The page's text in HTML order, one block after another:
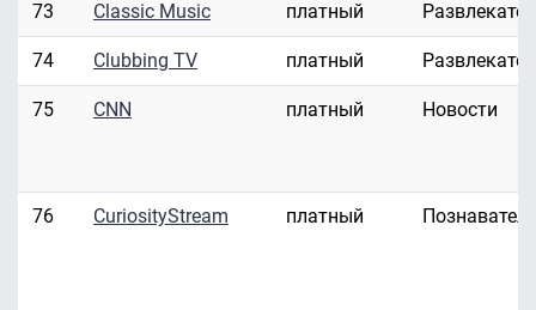
73 Classic Music платный
74 Clubbing TV платный
75 CNN платный Новости
76 CuriosityStream платный